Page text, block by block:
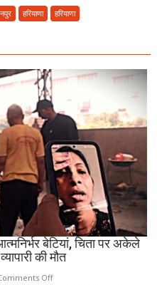
ही
पालकी
यात्रा
निकला
परिवार,
बेटे-
बहुओं
ने
उठाया
जिम्मा,
बोले-
माता-
पिता
की
सेवा
हरियाणा हरियाणा
बेटियां, चिता पर अकेले
की मौत
Offon